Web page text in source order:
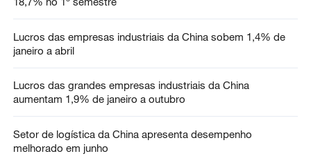
Lucros das empresas industriais da China sobem 1,4% de
janeiro a abril
Lucros das grandes empresas industriais da China
aumentam 1,9% de janeiro a outubro
Setor de logística da China apresenta desempenho
melhorado em junho